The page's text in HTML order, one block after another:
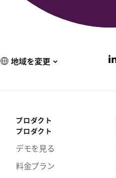
地域を変更
プロダクト
プロダクト
デモを見る
料金プラン